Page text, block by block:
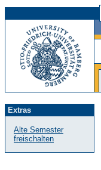
Extras
Alte Semester
freischalten